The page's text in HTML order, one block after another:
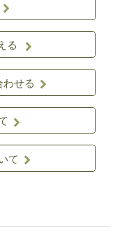
る
わせる
て